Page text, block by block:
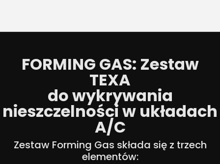
FORMING GAS: Zestaw
TEXA
do wykrywania
nieszczelności w układach
A/C
Zestaw Forming Gas składa się z trzech
elementów: